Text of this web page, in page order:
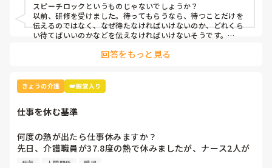
スピーチロックというものじゃないでしょうか？
以前、研修を受けました。待ってもらうなら、待つことだけを
伝えるのではなく、なぜ待たなければいけないのか、どれくら
い待てばいいのかなどを伝えなければいけないそうです。
回答をもっと見る
きょうの介護 👑殿堂入り
仕事を休む基準
何度の熱が出たら仕事休みますか？
先日、介護職員が37.8度の熱で休みましたが、ナース2人が
「37.8度くらいで休む？私なら休まない。甘えよね」等、会
病気 人間関係 職場